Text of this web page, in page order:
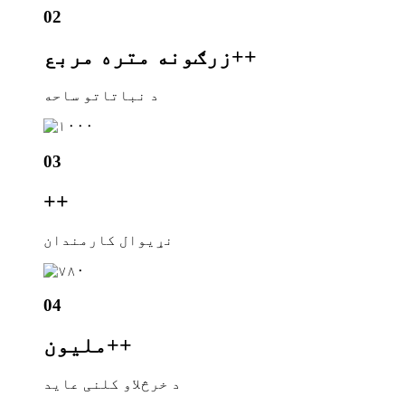
02
زرګونه متره مربع++
د نباتاتو ساحه
03
++
نړیوال کارمندان
04
ملیون++
د خرڅلاو کلنی عاید